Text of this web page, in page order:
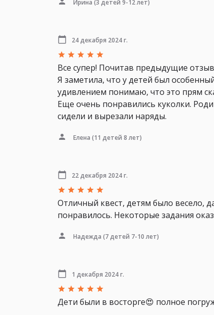
Ирина (3 детей 9-12 лет)
24 декабря 2024 г.
Все супер! Почитав предыдущие
Я заметила, что у детей был
удивлением понимаю, что это прям
Еще очень понравились куколки.
сидели и вырезали наряды.
Елена (11 детей 8 лет)
22 декабря 2024 г.
Отличный квест, детям было весело,
понравилось. Некоторые задания
Надежда (7 детей 7-10 лет)
1 декабря 2024 г.
Дети были в восторге😍 полное